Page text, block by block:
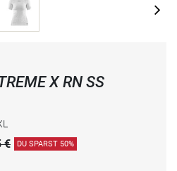
X RN SS
€ DU SPARST 50%